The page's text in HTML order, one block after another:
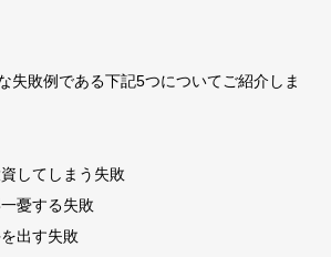
失敗例である下記5つについてご紹介しま
してしまう失敗
憂する失敗
出す失敗